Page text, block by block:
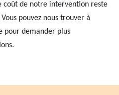
coût de notre intervention reste
pouvez nous trouver à
pour demander plus